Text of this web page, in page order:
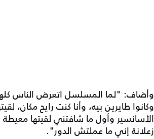
وأضاف: "لما المسلسل اتعرض الناس كلها
وكانوا طايرين بيه، وأنا كنت رايح مكان،
الأسانسير وأول ما شافتني لقيتها
زعلانة إني ما عملتش الدور".